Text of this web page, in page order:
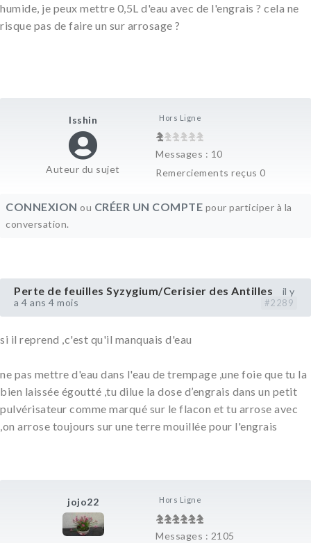
Isshin
Auteur du sujet
Hors Ligne
Messages : 10
Remerciements reçus 0
humide, je peux mettre 0,5L d'eau avec de l'engrais ? cela ne
risque pas de faire un sur arrosage ?
CONNEXION ou CRÉER UN COMPTE pour participer à la
conversation.
Perte de feuilles Syzygium/Cerisier des Antilles
il y
a 4 ans 4 mois
#2289
jojo22 Hors Ligne
Messages : 2105
si il reprend ,c'est qu'il manquais d'eau
ne pas mettre d'eau dans l'eau de trempage ,une foie que tu la
bien laissée égoutté ,tu dilue la dose d’engrais dans un petit
pulvérisateur comme marqué sur le flacon et tu arrose avec
,on arrose toujours sur une terre mouillée pour l'engrais